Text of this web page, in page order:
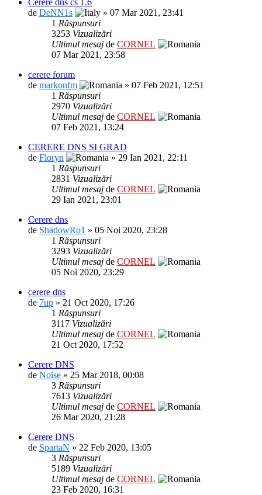
de DeNN1s
» 07 Mar 2021, 23:41
1 Răspunsuri
3253 Vizualizări
Ultimul mesaj de CORNEL
07 Mar 2021, 23:58
cerere forum
de markonfm
» 07 Feb 2021, 12:51
1 Răspunsuri
2970 Vizualizări
Ultimul mesaj de CORNEL
07 Feb 2021, 13:24
CERERE DNS SI GRAD
de Floryn
» 29 Ian 2021, 22:11
1 Răspunsuri
2831 Vizualizări
Ultimul mesaj de CORNEL
29 Ian 2021, 23:01
Cerere dns
de ShadowRo1 » 05 Noi 2020, 23:28
1 Răspunsuri
3293 Vizualizări
Ultimul mesaj de CORNEL
05 Noi 2020, 23:29
cerere dns
de 7up » 21 Oct 2020, 17:26
1 Răspunsuri
3117 Vizualizări
Ultimul mesaj de CORNEL
21 Oct 2020, 17:52
Cerere DNS
de Noise » 25 Mar 2018, 00:08
3 Răspunsuri
7613 Vizualizări
Ultimul mesaj de CORNEL
26 Mar 2020, 21:28
Cerere DNS
de SpartaN » 22 Feb 2020, 13:05
3 Răspunsuri
5189 Vizualizări
Ultimul mesaj de CORNEL
23 Feb 2020, 16:31